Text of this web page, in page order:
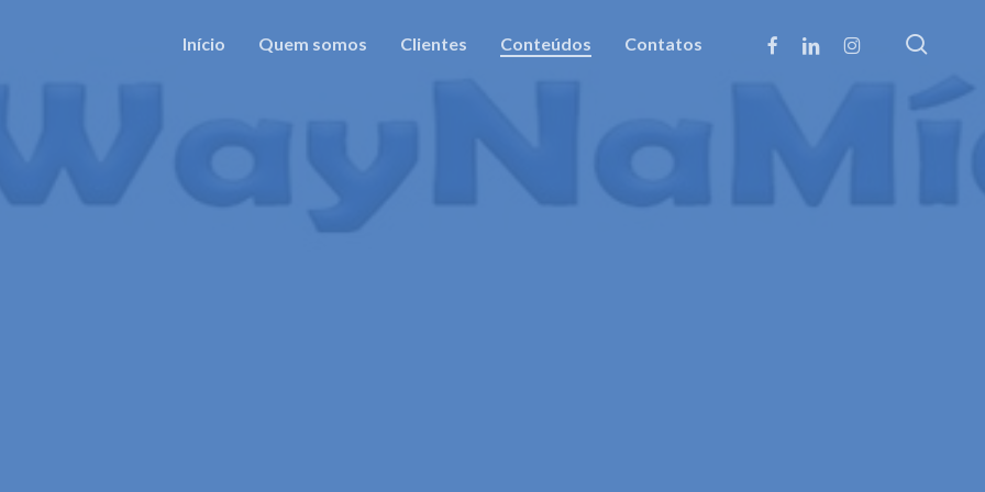
Início Quem somos Clientes Conteúdos Contatos facebooklinkedininstagram